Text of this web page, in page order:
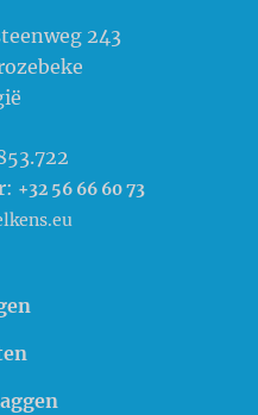
243
+32 56 66 60 73